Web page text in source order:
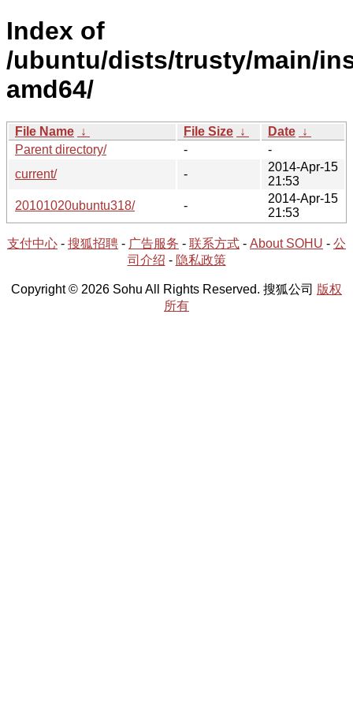
Index of
/ubuntu/dists/trusty/main/
amd64/
File Name ↓ File Size ↓ Date ↓
Parent directory/
-
-
current/
-
2014-Apr-15
21:53
20101020ubuntu318/
-
2014-Apr-15
21:53
支付中心 - 搜狐招聘 - 广告服务 - 联系方式 - About SOHU - 公
司介绍 - 隐私政策
Copyright © 2026 Sohu All Rights Reserved. 搜狐公司 版权
所有